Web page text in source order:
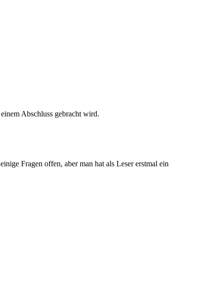
Abschluss gebracht wird.
Fragen offen, aber man hat als Leser erstmal ein